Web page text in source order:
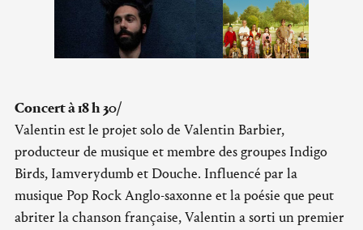
Concert à 18 h 30/
Valentin est le projet solo de Valentin Barbier,
producteur de musique et membre des groupes Indigo
Birds, Iamverydumb et Douche. Influencé par la
musique Pop Rock Anglo-saxonne et la poésie que peut
abriter la chanson française, Valentin a sorti un premier